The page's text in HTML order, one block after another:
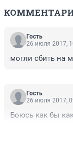
Гость
26 июля 2017,
могли сбить на
Гость
26 июля 2017,
Боюсь как бы